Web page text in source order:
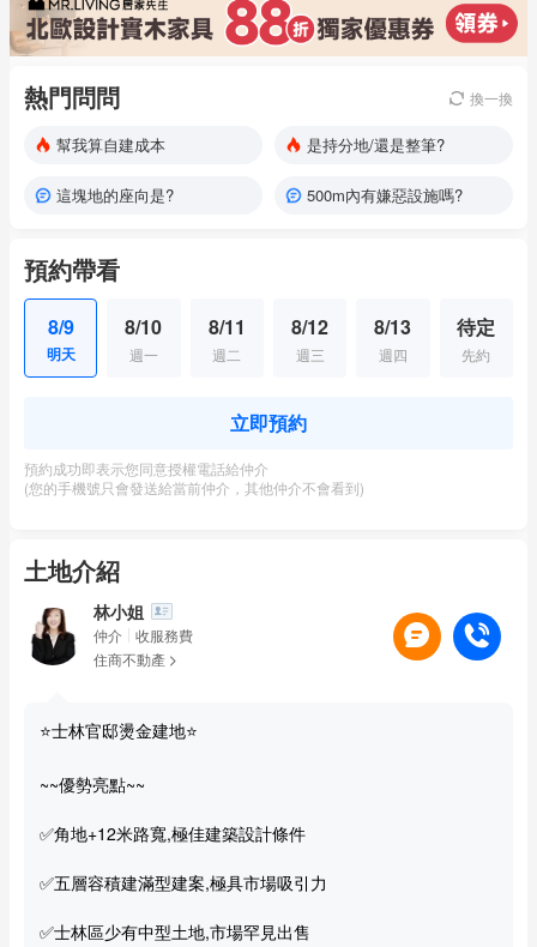
熱門問問 換一換
幫我算自建成本 是持分地/還是整筆?
這塊地的座向是? 500m內有嫌惡設施嗎?
預約帶看
8/9
明天
8/10
週一
8/11
週二
8/12
週三
8/13
週四
待定
先約
立即預約
預約成功即表示您同意授權電話給仲介
(您的手機號只會發送給當前仲介，其他仲介不會看到)
土地介紹
林小姐
仲介
收服務費
住商不動產
⭐士林官邸燙金建地⭐
~~優勢亮點~~
✅角地+12米路寬,極佳建築設計條件
✅五層容積建滿型建案,極具市場吸引力
✅士林區少有中型土地,市場罕見出售